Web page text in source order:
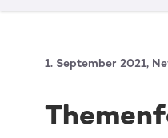
1. September 2021,